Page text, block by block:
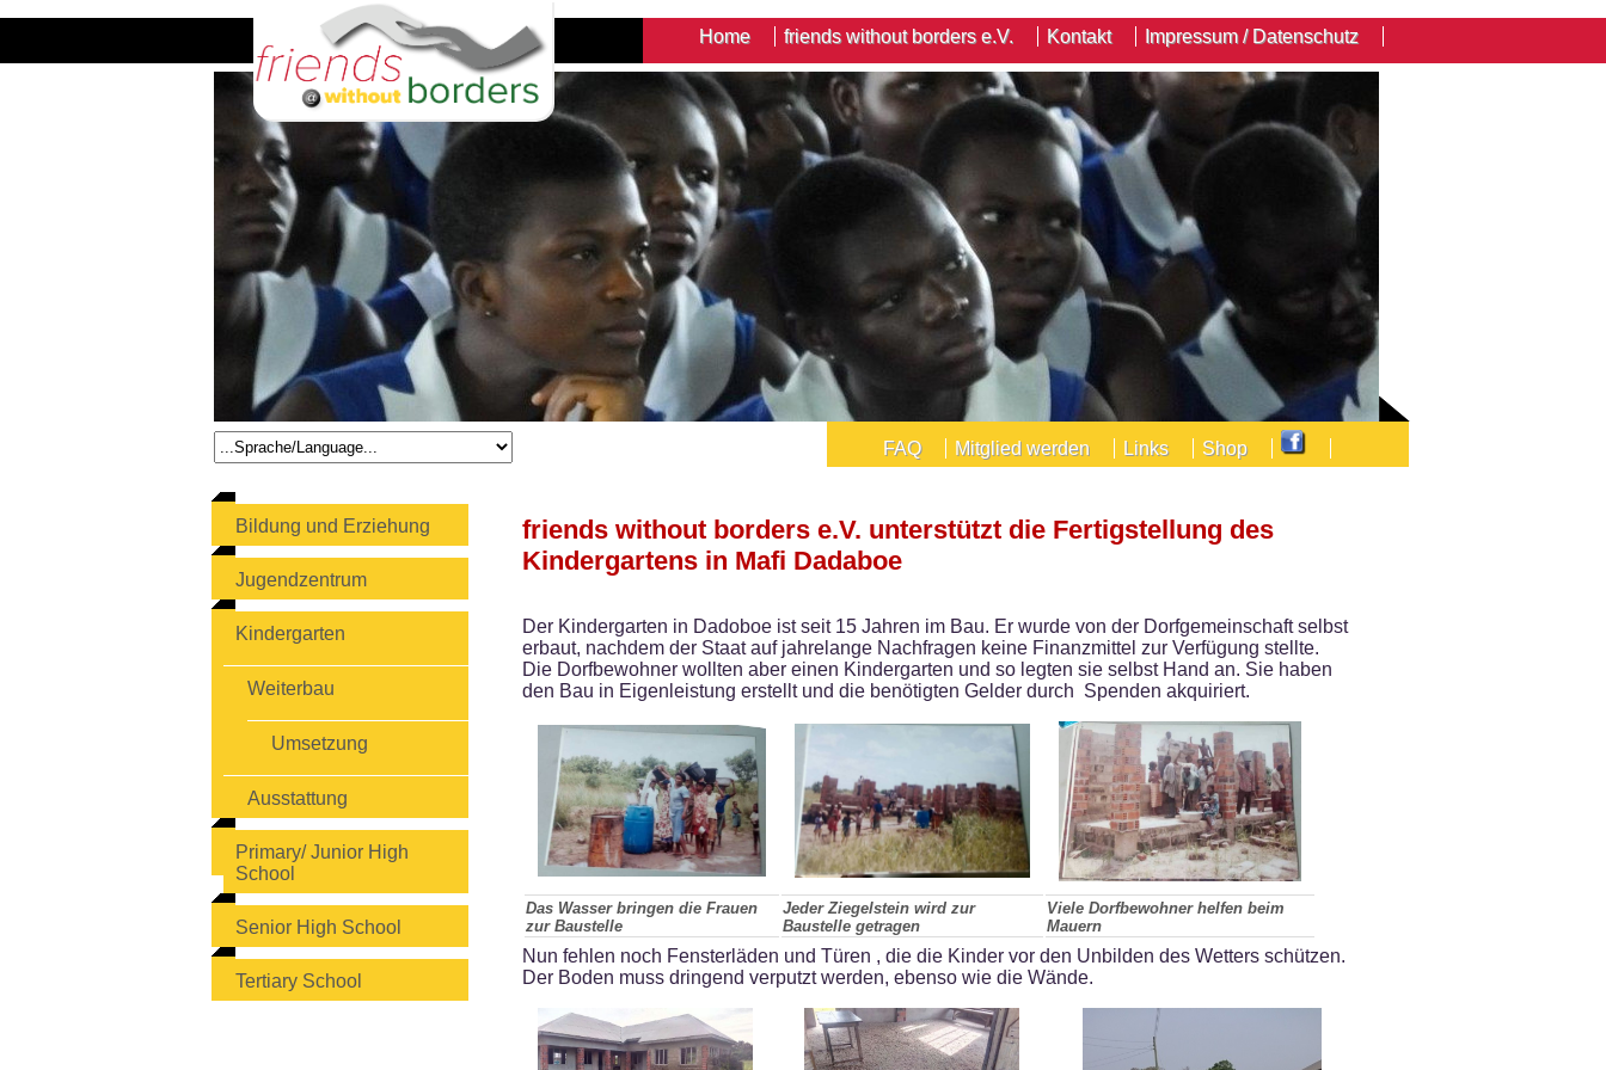
FAQ Mitglied werden Links Shop
Bildung und Erziehung
Jugendzentrum
Kindergarten
Weiterbau
Umsetzung
Ausstattung
Primary/ Junior High
School
Senior High School
Tertiary School
friends without borders e.V. unterstützt die Fertigstellung des
Kindergartens in Mafi Dadaboe
Der Kindergarten in Dadoboe ist seit 15 Jahren im Bau. Er wurde von der Dorfgemeinschaft selbst
erbaut, nachdem der Staat auf jahrelange Nachfragen keine Finanzmittel zur Verfügung stellte.
Die Dorfbewohner wollten aber einen Kindergarten und so legten sie selbst Hand an. Sie haben
den Bau in Eigenleistung erstellt und die benötigten Gelder durch Spenden akquiriert.
Das Wasser bringen die Frauen
zur Baustelle
Jeder Ziegelstein wird zur
Baustelle getragen
Viele Dorfbewohner helfen beim
Mauern
Nun fehlen noch Fensterläden und Türen , die die Kinder vor den Unbilden des Wetters schützen.
Der Boden muss dringend verputzt werden, ebenso wie die Wände.
Home friends without borders e.V. Kontakt Impressum / Datenschutz